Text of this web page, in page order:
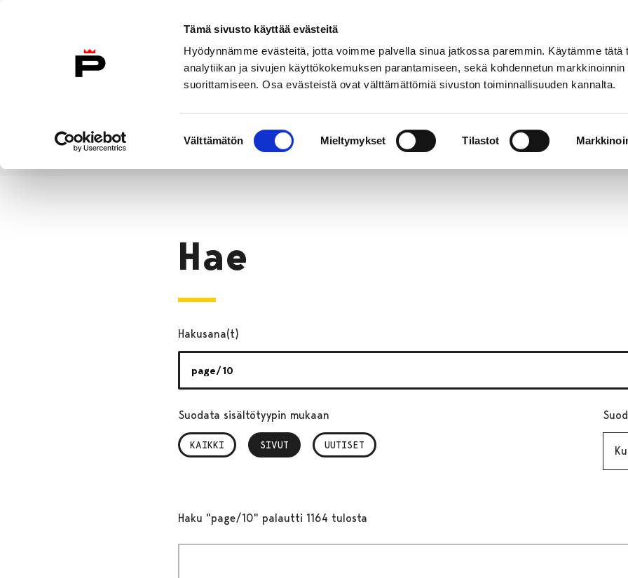
Tämä sivusto käyttää evästeitä
Hyödynnämme evästeitä, jotta voimme palvella sinua jatkossa paremmin. Käytämme tätä
analytiikan ja sivujen käyttökokemuksen parantamiseen, sekä kohdennetun markkinoinnin
suorittamiseen. Osa evästeistä ovat välttämättömiä sivuston toiminnallisuuden kannalta.
valinta
Välttämätön Mieltymykset Tilastot
Etusivulle
Etusivu
Hae
Hakusana(t)
Suodata sisältötyypin mukaan
KAIKKI SIVUT
, VALITTU UUTISET
Haku "page/10" palautti 1164 tulosta